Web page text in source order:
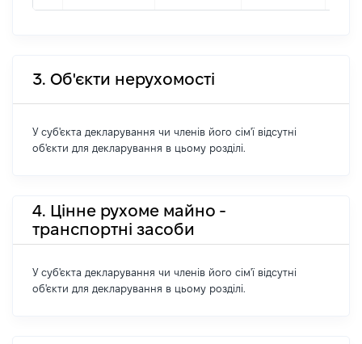
3. Об'єкти нерухомості
У суб'єкта декларування чи членів його сім'ї відсутні
об'єкти для декларування в цьому розділі.
4. Цінне рухоме майно -
транспортні засоби
У суб'єкта декларування чи членів його сім'ї відсутні
об'єкти для декларування в цьому розділі.